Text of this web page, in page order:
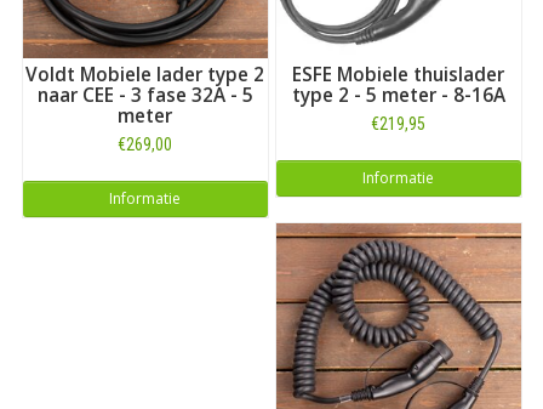
Voldt Mobiele lader type 2
naar CEE - 3 fase 32A - 5
meter
€269,00
Informatie
ESFE Mobiele thuislader
type 2 - 5 meter - 8-16A
€219,95
Informatie